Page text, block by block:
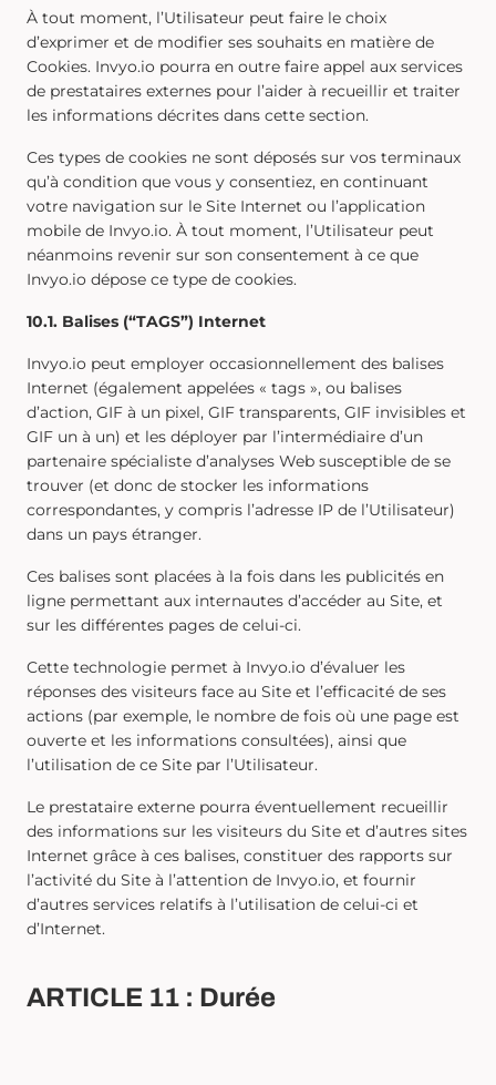
À tout moment, l’Utilisateur peut faire le choix
d’exprimer et de modifier ses souhaits en matière de
Cookies. Invyo.io pourra en outre faire appel aux services
de prestataires externes pour l’aider à recueillir et traiter
les informations décrites dans cette section.
Ces types de cookies ne sont déposés sur vos terminaux
qu’à condition que vous y consentiez, en continuant
votre navigation sur le Site Internet ou l’application
mobile de Invyo.io. À tout moment, l’Utilisateur peut
néanmoins revenir sur son consentement à ce que
Invyo.io dépose ce type de cookies.
10.1. Balises (“TAGS”) Internet
Invyo.io peut employer occasionnellement des balises
Internet (également appelées « tags », ou balises
d’action, GIF à un pixel, GIF transparents, GIF invisibles et
GIF un à un) et les déployer par l’intermédiaire d’un
partenaire spécialiste d’analyses Web susceptible de se
trouver (et donc de stocker les informations
correspondantes, y compris l’adresse IP de l’Utilisateur)
dans un pays étranger.
Ces balises sont placées à la fois dans les publicités en
ligne permettant aux internautes d’accéder au Site, et
sur les différentes pages de celui-ci.
Cette technologie permet à Invyo.io d’évaluer les
réponses des visiteurs face au Site et l’efficacité de ses
actions (par exemple, le nombre de fois où une page est
ouverte et les informations consultées), ainsi que
l’utilisation de ce Site par l’Utilisateur.
Le prestataire externe pourra éventuellement recueillir
des informations sur les visiteurs du Site et d’autres sites
Internet grâce à ces balises, constituer des rapports sur
l’activité du Site à l’attention de Invyo.io, et fournir
d’autres services relatifs à l’utilisation de celui-ci et
d’Internet.
ARTICLE 11 : Durée